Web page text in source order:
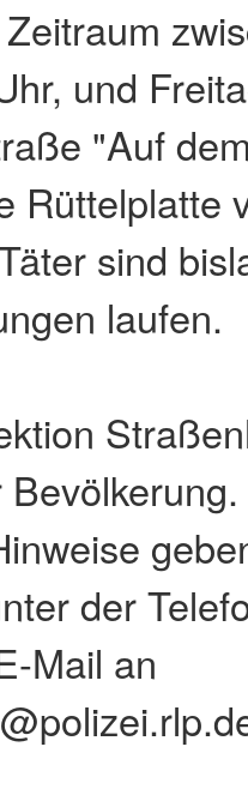
und
"Auf
Rüttelplatte
sind
laufen.
der
Mail an